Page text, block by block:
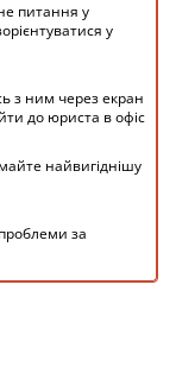
питання у
у
з ним через екран
до юриста в офіс
найвигіднішу
за